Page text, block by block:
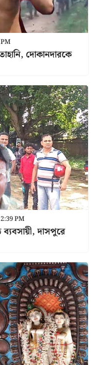
দোকানদারকে
PM
ব্যবসায়ী, দাসপুরে